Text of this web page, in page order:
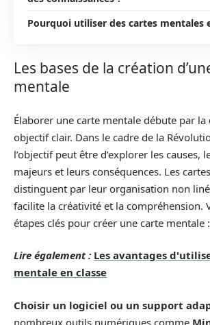
Pourquoi utiliser des cartes mentales
Les bases de la création
mentale
Élaborer une carte mentale débute par la
objectif clair. Dans le cadre de la
l’objectif peut être d’explorer les causes,
majeurs et leurs conséquences. Les
distinguent par leur organisation non
facilite la créativité et la compréhension.
étapes clés pour créer une carte mentale :
Lire également : Les avantages
mentale en classe
Choisir un logiciel ou un support
nombreux outils numériques comme